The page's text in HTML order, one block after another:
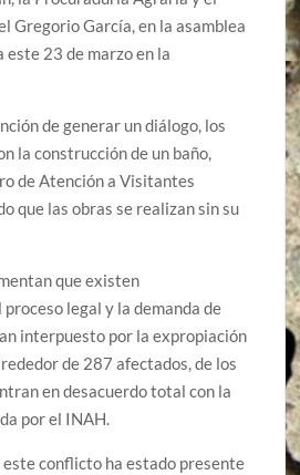
Gregorio García, en la asamblea
23 de marzo en la
de generar un diálogo, los
la construcción de un baño,
de Atención a Visitantes
que las obras se realizan sin su
que existen
legal y la demanda de
interpuesto por la expropiación
de 287 afectados, de los
en desacuerdo total con la
por el INAH.
este conflicto ha estado presente